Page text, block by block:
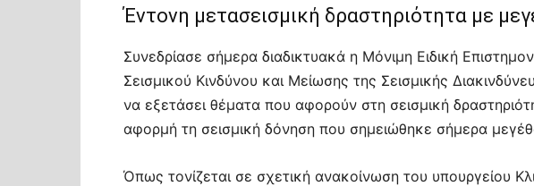
Έντονη μετασεισμική δραστηριότητα με
Συνεδρίασε σήμερα διαδικτυακά η Μόνιμη Ειδική
Σεισμικού Κινδύνου και Μείωσης της Σεισμικής
να εξετάσει θέματα που αφορούν στη σεισμική
αφορμή τη σεισμική δόνηση που σημειώθηκε σήμερα
Όπως τονίζεται σε σχετική ανακοίνωση του υπουργείου